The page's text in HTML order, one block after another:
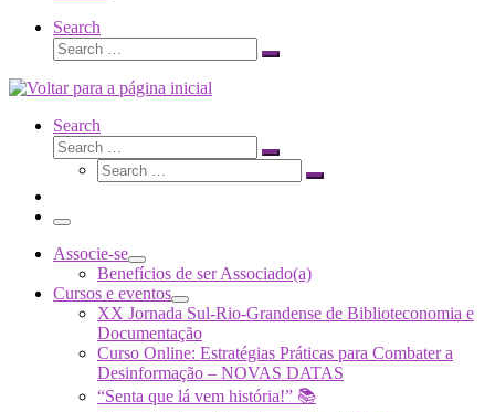
Search
Search
Search
Search
Search
Search
Search
Search
Menu
Associe-se
Benefícios de ser Associado(a)
Cursos e eventos
XX Jornada Sul-Rio-Grandense de Biblioteconomia e
Documentação
Curso Online: Estratégias Práticas para Combater a
Desinformação – NOVAS DATAS
“Senta que lá vem história!” 📚